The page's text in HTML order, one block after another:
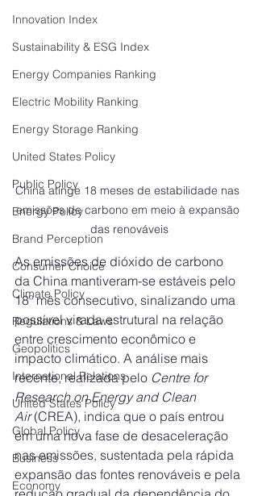
Innovation Index
Sustainability & ESG Index
Energy Companies Ranking
Electric Mobility Ranking
Energy Storage Ranking
United States Policy
Public Policy
Energy Policy
Brand Perception
Consumer Choice
Climate Policy
Regulations & Laws
Geopolitics
International Relations
United States Policy
Global Policy
Business
Economy
China atinge 18 meses de estabilidade nas
emissões de carbono em meio à expansão
das renováveis
As emissões de dióxido de carbono
da China mantiveram-se estáveis pelo
18º mês consecutivo, sinalizando uma
possível virada estrutural na relação
entre crescimento econômico e
impacto climático. A análise mais
recente, realizada pelo Centre for
Research on Energy and Clean
Air (CREA), indica que o país entrou
em uma nova fase de desaceleração
nas emissões, sustentada pela rápida
expansão das fontes renováveis e pela